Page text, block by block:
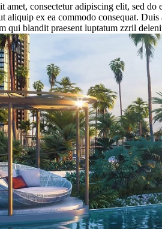
amet, consectetur adipiscing elit, sed
aliquip ex ea commodo consequat.
qui blandit praesent luptatum zzril